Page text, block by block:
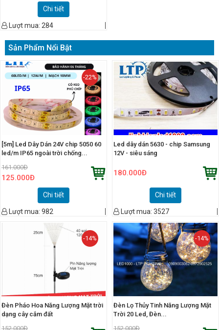
Chi tiết
Lượt mua: 284
Sản Phẩm Nổi Bật
-22%
[5m] Led Dây Dán 24V chip 5050 60
led/m IP65 ngoài trời chống...
161.000Đ
125.000Đ
Chi tiết
Lượt mua: 982
Led dây dán 5630 - chip Samsung
12V - siêu sáng
180.000Đ
Chi tiết
Lượt mua: 3527
-14%
Đèn Pháo Hoa Năng Lượng Mặt trời
dạng cây cắm đất
152.000Đ
-14%
Đèn Lọ Thủy Tinh Năng Lượng Mặt
Trời 20 Led, Đèn...
152.000Đ